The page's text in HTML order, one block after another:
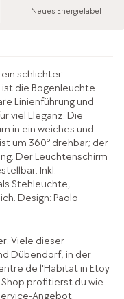
Neues Energielabel
schlichter
ist die Bogenleuchte
Linienführung und
viel Eleganz. Die
in ein weiches und
um 360º drehbar; der
Der Leuchtenschirm
Inkl.
Stehleuchte,
Design: Paolo
Viele dieser
Dübendorf, in der
de l'Habitat in Etoy
profitierst du wie
Angebot.